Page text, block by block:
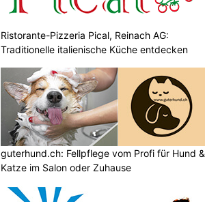
Ristorante-Pizzeria Pical, Reinach AG:
Traditionelle italienische Küche entdecken
guterhund.ch: Fellpflege vom Profi für Hund &
Katze im Salon oder Zuhause